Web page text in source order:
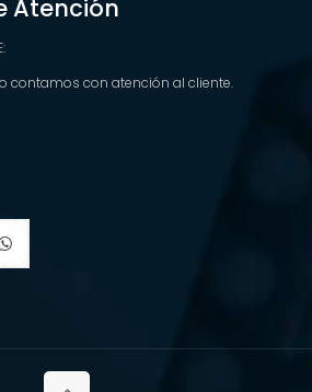
Atención
contamos con atención al cliente.